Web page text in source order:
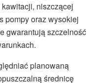
niszczącej
pompy oraz wysokiej
gwarantują szczelność
planowaną
średnicę